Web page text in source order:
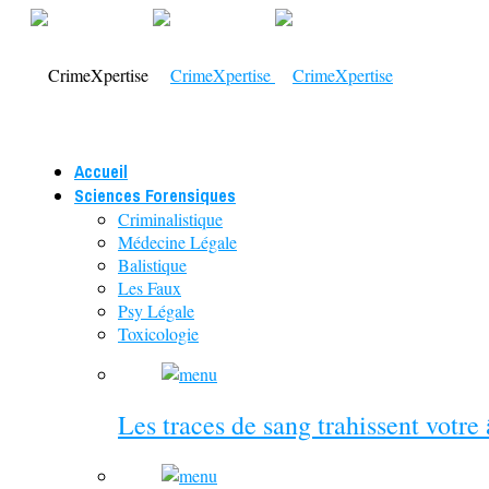
Accueil
Sciences Forensiques
Criminalistique
Médecine Légale
Balistique
Les Faux
Psy Légale
Toxicologie
Les traces de sang trahissent votre